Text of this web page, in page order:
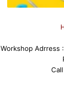
Workshop Adrress